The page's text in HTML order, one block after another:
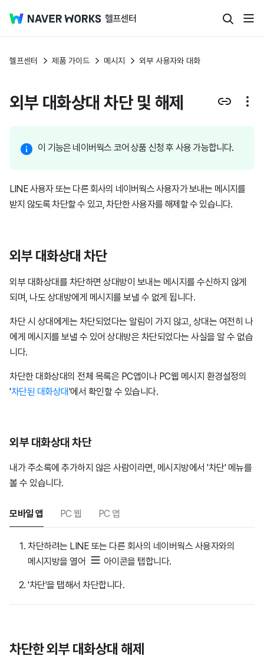
헬프센터 제품 가이드 메시지 외부 사용자와 대화
외부 대화상대 차단 및 해제
이 기능은 네이버웍스 코어 상품 신청 후 사용 가능합니다.
LINE 사용자 또는 다른 회사의 네이버웍스 사용자가 보내는 메시지를
받지 않도록 차단할 수 있고, 차단한 사용자를 해제할 수 있습니다.
외부 대화상대 차단
외부 대화상대를 차단하면 상대방이 보내는 메시지를 수신하지 않게
되며, 나도 상대방에게 메시지를 보낼 수 없게 됩니다.
차단 시 상대에게는 차단되었다는 알림이 가지 않고, 상대는 여전히 나
에게 메시지를 보낼 수 있어 상대방은 차단되었다는 사실을 알 수 없습
니다.
차단한 대화상대의 전체 목록은 PC앱이나 PC웹 메시지 환경설정의
'차단된 대화상대'에서 확인할 수 있습니다.
외부 대화상대 차단
내가 주소록에 추가하지 않은 사람이라면, 메시지방에서 '차단' 메뉴를
볼 수 있습니다.
모바일 앱 PC 웹 PC 앱
차단하려는 LINE 또는 다른 회사의 네이버웍스 사용자와의
메시지방을 열어
아이콘을 탭합니다.
'차단'을 탭해서 차단합니다.
차단한 외부 대화상대 해제